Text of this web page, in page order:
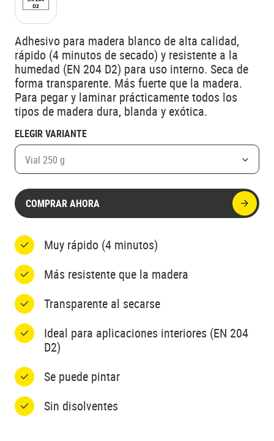
Adhesivo para madera blanco de alta calidad,
rápido (4 minutos de secado) y resistente a la
humedad (EN 204 D2) para uso interno. Seca de
forma transparente. Más fuerte que la madera.
Para pegar y laminar prácticamente todos los
tipos de madera dura, blanda y exótica.
ELEGIR VARIANTE
Vial 250 g
COMPRAR AHORA
Muy rápido (4 minutos)
Más resistente que la madera
Transparente al secarse
Ideal para aplicaciones interiores (EN 204
D2)
Se puede pintar
Sin disolventes